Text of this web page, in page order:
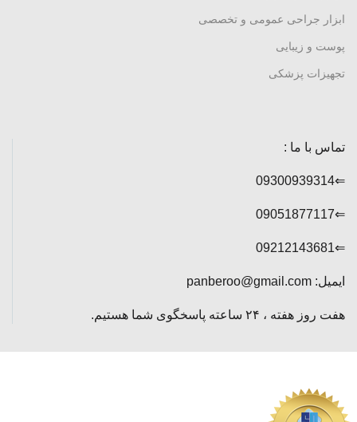
ابزار جراحی عمومی و تخصصی
پوست و زیبایی
تجهیزات پزشکی
تماس با ما :
⇐09300939314
⇐09051877117
⇐09212143681
ایمیل: panberoo@gmail.com
هفت روز هفته ، ۲۴ ساعته پاسخگوی شما هستیم.